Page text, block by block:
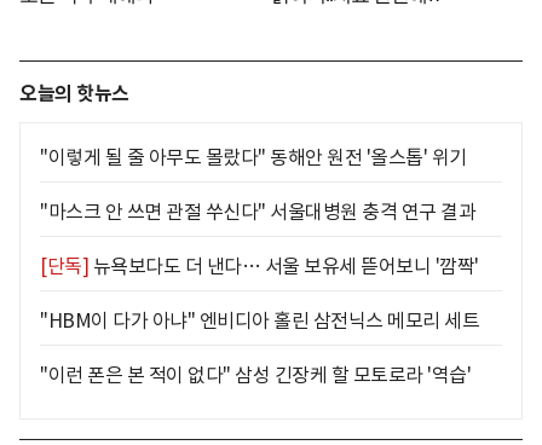
오늘의 핫뉴스
"이렇게 될 줄 아무도 몰랐다" 동해안 원전 '올스톱' 위기
"마스크 안 쓰면 관절 쑤신다" 서울대병원 충격 연구 결과
[단독] 뉴욕보다도 더 낸다… 서울 보유세 뜯어보니 '깜짝'
"HBM이 다가 아냐" 엔비디아 홀린 삼전닉스 메모리 세트
"이런 폰은 본 적이 없다" 삼성 긴장케 할 모토로라 '역습'